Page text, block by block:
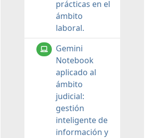
prácticas en el
ámbito
laboral.
Gemini
Notebook
aplicado al
ámbito
judicial:
gestión
inteligente de
información y